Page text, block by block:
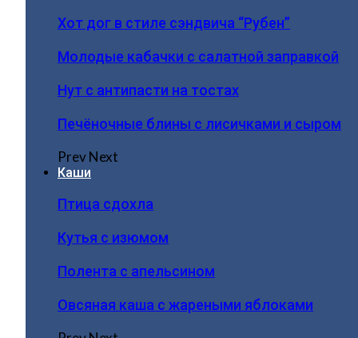
Хот дог в стиле сэндвича “Рубен”
Молодые кабачки с салатной заправкой
Нут с антипасти на тостах
Печёночные блины с лисичками и сыром
PrevNext
Каши
Птица сдохла
Кутья с изюмом
Полента с апельсином
Овсяная каша с жареными яблоками